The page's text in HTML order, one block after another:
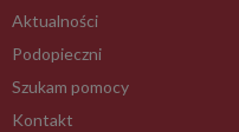
Aktualności
Podopieczni
Szukam pomocy
Kontakt